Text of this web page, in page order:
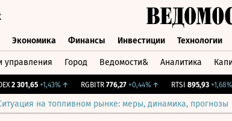
Экономика Финансы Инвестиции Технологии
управления Город Ведомости& Аналитика
2 301,65 +1,43%↑ RGBITR 776,27 +0,44%↑ RTSI 895,93 +1,68%
на топливном рынке: меры, динамика, прогнозы